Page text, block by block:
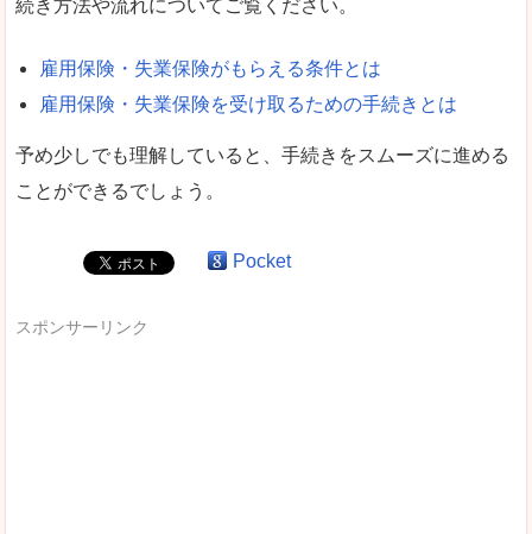
続き方法や流れについてご覧ください。
雇用保険・失業保険がもらえる条件とは
雇用保険・失業保険を受け取るための手続きとは
予め少しでも理解していると、手続きをスムーズに進める
ことができるでしょう。
Pocket
スポンサーリンク